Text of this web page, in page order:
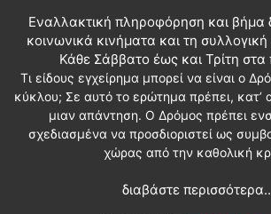
Εναλλακτική πληροφόρηση και βήμα
κοινωνικά κινήματα και τη συλλογική
Κάθε Σάββατο έως και Τρίτη στα
Τι είδους εγχείρημα μπορεί να είναι ο
κύκλου; Σε αυτό το ερώτημα πρέπει,
μιαν απάντηση. Ο Δρόμος πρέπει
σχεδιασμένα να προσδιοριστεί ως
χώρας από την καθολική
διαβάστε